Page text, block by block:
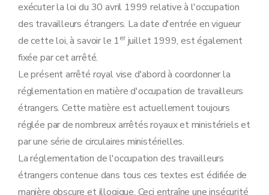
Section 3 (Titre de section inséré par AR 2003-02-06/41, art. 7, 009; ED : 01-04-2003) - Le permis de travail C.
Art. 17
Art. 18
Chapitre V Contingents.
Art. 19
Chapitre VI Catégories spéciales de travailleurs.
Section 1 Les stagiaires.
Art. 20
Art. 21
Art. 22
Art. 23
Section 2
Les jeunes au pair.
Art. 24
Art. 25
Art. 26
Art. 27
exécuter la loi du 30 avril 1999 relative à l'occupation
des travailleurs étrangers. La date d'entrée en vigueur
de cette loi, à savoir le 1erjuillet 1999, est également
fixée par cet arrêté.
Le présent arrêté royal vise d'abord à coordonner la
réglementation en matière d'occupation de travailleurs
étrangers. Cette matière est actuellement toujours
réglée par de nombreux arrêtés royaux et ministériels et
par une série de circulaires ministérielles.
La réglementation de l'occupation des travailleurs
étrangers contenue dans tous ces textes est édifiée de
manière obscure et illogique. Ceci entraîne une insécurité